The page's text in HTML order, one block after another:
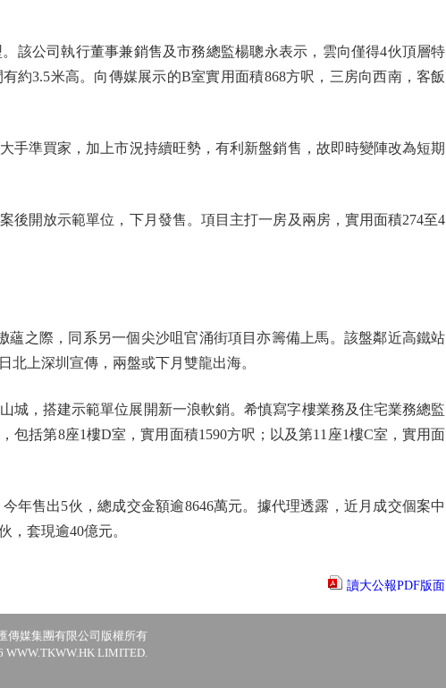
公司執行董事兼銷售及市務總監楊聰永表示，雲向僅得4伙頂層特
約3.5米高。向傳媒展示的B室實用面積868方呎，三房向西南，客飯
準買家，加上市況持續旺勢，有利新盤銷售，故即時變陣改為短期
開放示範單位，下月發售。項目主打一房及兩房，實用面積274至4
之際，同系另一個尖沙咀官涌街項目亦籌備上馬。該盤鄰近高鐵站
上深圳宣傳，兩盤或下月雙龍出海。
，搭建示範單位展開新一浪軟銷。希慎寫字樓業務及住宅業務總監
括第8座1樓D室，實用面積1590方呎；以及第11座1樓C室，實用面
售出5伙，總成交金額逾8646萬元。據代理透露，近月成交個案中
，套現逾40億元。
讀大公報PDF版面
傳媒集團有限公司版權所有
WWW.TKWW.HK LIMITED.